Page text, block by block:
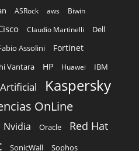
ASRock aws
Biwin
Claudio Martinelli Dell
Assolini Fortinet
Vantara HP Huawei IBM
Kaspersky
OnLine
Nvidia Oracle Red Hat
SonicWall Sophos